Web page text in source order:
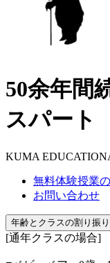
50余年間
スパート
KUMA
無料体験授業
お問い合わせ
年齢とクラスの割り振り
[通年クラスの場合]